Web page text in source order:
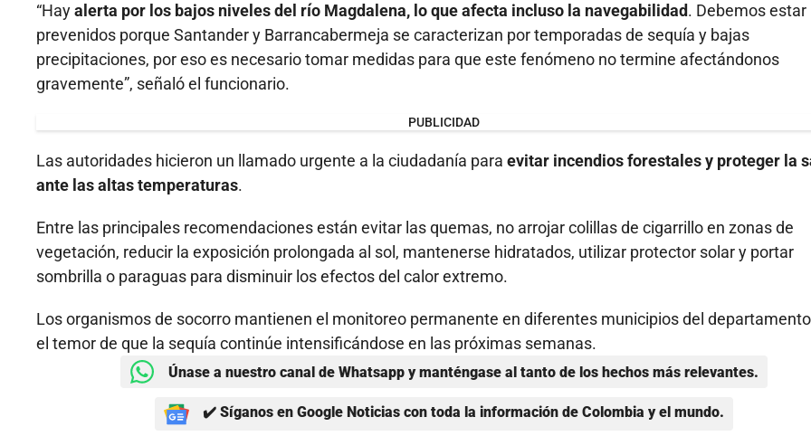
“Hayalerta por los bajos niveles del río Magdalena, lo que afecta incluso la navegabilidad. Debemos estar
prevenidos porque Santander y Barrancabermeja se caracterizan por temporadas de sequía y bajas
precipitaciones, por eso es necesario tomar medidas para que este fenómeno no termine afectándonos
gravemente”, señaló el funcionario.
PUBLICIDAD
Las autoridades hicieron un llamado urgente a la ciudadanía para evitar incendios forestales y proteger la
ante las altas temperaturas.
Entre las principales recomendaciones están evitar las quemas, no arrojar colillas de cigarrillo en zonas de
vegetación, reducir la exposición prolongada al sol, mantenerse hidratados, utilizar protector solar y portar
sombrilla o paraguas para disminuir los efectos del calor extremo.
Los organismos de socorro mantienen el monitoreo permanente en diferentes municipios del
el temor de que la sequía continúe intensificándose en las próximas semanas.
Únase a nuestro canal de Whatsapp y manténgase al tanto de los hechos más relevantes.
✔️ Síganos en Google Noticias con toda la información de Colombia y el mundo.